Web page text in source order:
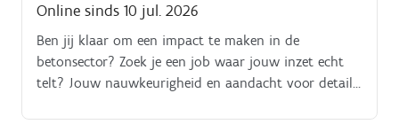
Online sinds 10 jul. 2026
Ben jij klaar om een impact te maken in de
betonsector? Zoek je een job waar jouw inzet echt
telt? Jouw nauwkeurigheid en aandacht voor detail